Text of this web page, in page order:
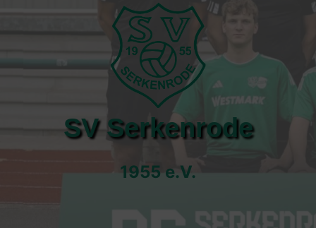
SV Serkenrode
1955 e.V.